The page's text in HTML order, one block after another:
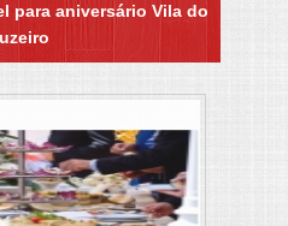
para aniversário Vila do